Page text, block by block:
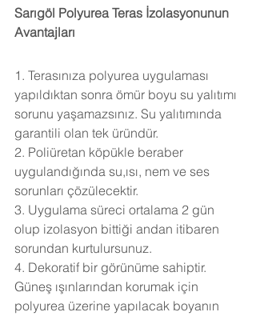
Sarıgöl Polyurea Teras İzolasyonunun
Avantajları
1. Terasınıza polyurea uygulaması
yapıldıktan sonra ömür boyu su yalıtımı
sorunu yaşamazsınız. Su yalıtımında
garantili olan tek üründür.
2. Poliüretan köpükle beraber
uygulandığında su,ısı, nem ve ses
sorunları çözülecektir.
3. Uygulama süreci ortalama 2 gün
olup izolasyon bittiği andan itibaren
sorundan kurtulursunuz.
4. Dekoratif bir görünüme sahiptir.
Güneş ışınlarından korumak için
polyurea üzerine yapılacak boyanın